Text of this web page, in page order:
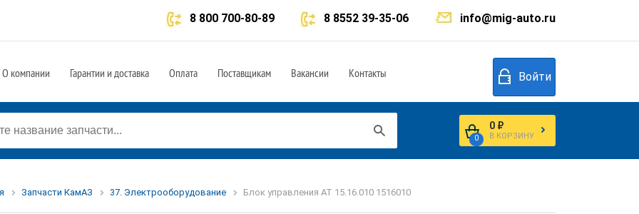
info@mig-auto.ru
8 8552 39-35-06
8 800 700-80-89
О компании Гарантии и доставка Оплата Поставщикам Вакансии Контакты Войти
0
0 ₽
В КОРЗИНУ
Запчасти КамАЗ 37. Электрооборудование Блок управления АТ 15.16.010 1516010